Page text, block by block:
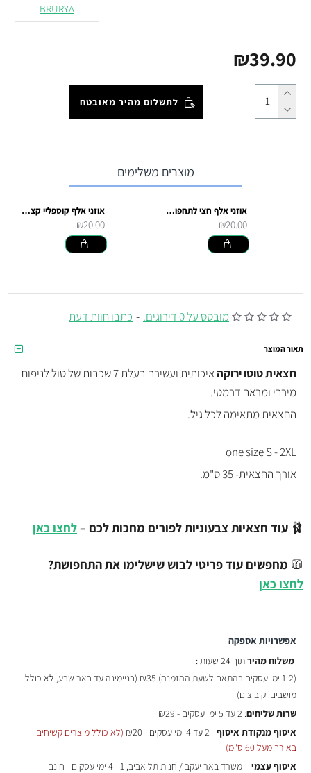
מובסס על 0 דירוגים. - כתבו חוות דעת
₪39.90
BRURYA
לתשלום מהיר מאובטח
מוצרים משלימים
אוזני אלף חצי לתחפושת קוספליי
₪20.00
אוזני אלף קוספליי קצרות לתחפושת קוספליי
₪20.00
אפשרויות אספקה
משלוח מהירתוך 24 שעות :
(1-2 ימי עסקים בהתאם לשעת ההזמנה)
₪35 (בניימינה עד באר שבע, לא כולל
מושבים וקיבוצים)
שרות שליחים: 2 עד 5 ימי עסקים - ₪29
איסוף מנקודת איסוף- 2 עד 4 ימי עסקים - ₪20
(לא כולל מוצרים קשיחים
באורך מעל 60 ס"מ)
איסוף עצמי - משרד באר יעקב / חנות תל אביב, 1 - 4 ימי עסקים - חינם
🩰 עוד חצאיות צבעוניות לפורים מחכות לכם –לחצו כאן
🧥 מחפשים עוד פריטי לבוש שישלימו את התחפושת?
לחצו כאן
תאור המוצר
חצאית טוטו ירוקה
איכותית ועשירה בעלת 7 שכבות של טול לניפוח
מירבי ומראה דרמטי.
החצאית מתאימה לכל גיל.
one size S - 2XL
אורך החצאית- 35 ס"מ.